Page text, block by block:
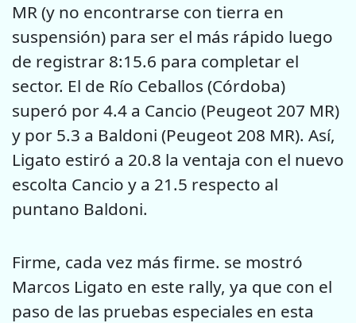
MR (y no encontrarse con tierra en
suspensión) para ser el más rápido luego
de registrar 8:15.6 para completar el
sector. El de Río Ceballos (Córdoba)
superó por 4.4 a Cancio (Peugeot 207 MR)
y por 5.3 a Baldoni (Peugeot 208 MR). Así,
Ligato estiró a 20.8 la ventaja con el nuevo
escolta Cancio y a 21.5 respecto al
puntano Baldoni.
Firme, cada vez más firme. se mostró
Marcos Ligato en este rally, ya que con el
paso de las pruebas especiales en esta